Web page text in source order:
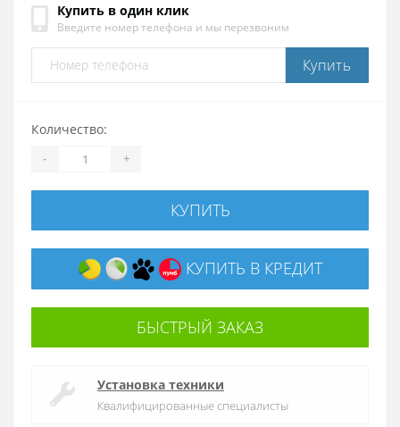
Купить в один клик
Введите номер телефона и мы перезвоним
Купить
Количество:
- +
КУПИТЬ
КУПИТЬ В КРЕДИТ
БЫСТРЫЙ ЗАКАЗ
Установка техники
Квалифицированные специалисты